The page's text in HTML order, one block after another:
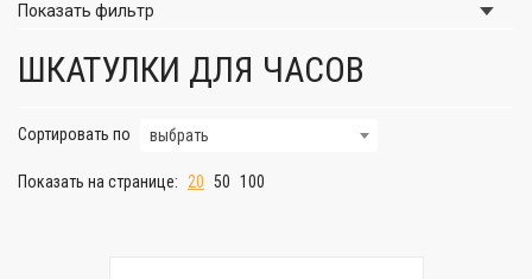
Показать фильтр
ШКАТУЛКИ ДЛЯ ЧАСОВ
Сортировать по выбрать
Показать на странице: 20 50 100